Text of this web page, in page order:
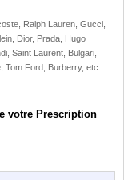
Ralph Lauren, Gucci,
Dior, Prada, Hugo
Saint Laurent, Bulgari,
Tom Ford, Burberry, etc.
votre Prescription